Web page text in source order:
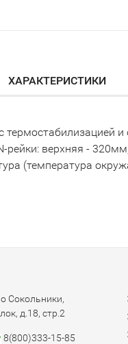
ХАРАКТЕРИСТИКИ
термостабилизацией
рейки: верхняя -
(температура
Сокольники,
д.18, стр.2
8(800)333-15-85